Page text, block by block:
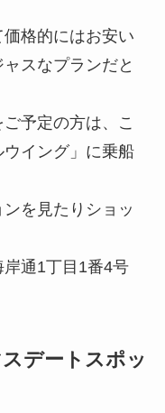
格的にはお安い
スなプランだと
予定の方は、こ
イング」に乗船
を見たりショッ
通1丁目1番4号
デートスポッ